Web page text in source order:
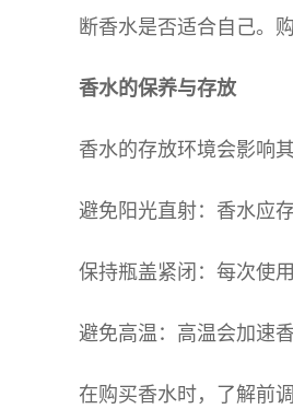
断香水是否适合自己。
香水的保养与存放
香水的存放环境会影响
避免阳光直射：香水应
保持瓶盖紧闭：每次使
避免高温：高温会加速
在购买香水时，了解前